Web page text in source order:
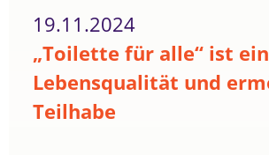
19.11.2024
„Toilette für alle“ ist
Lebensqualität und
Teilhabe